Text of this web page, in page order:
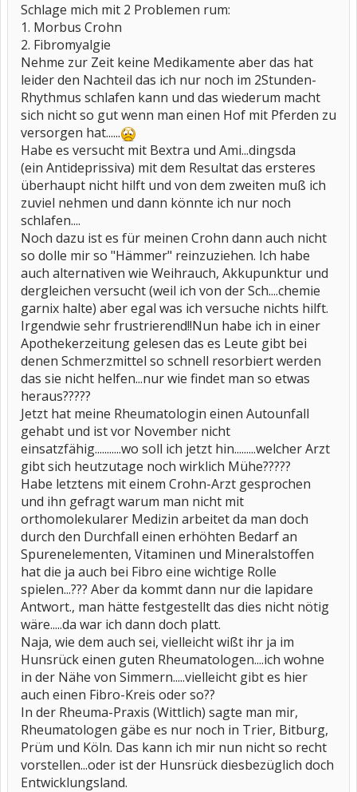
Schlage mich mit 2 Problemen rum:
1. Morbus Crohn
2. Fibromyalgie
Nehme zur Zeit keine Medikamente aber das hat
leider den Nachteil das ich nur noch im 2Stunden-
Rhythmus schlafen kann und das wiederum macht
sich nicht so gut wenn man einen Hof mit Pferden zu
versorgen hat......
Habe es versucht mit Bextra und Ami...dingsda
(ein Antideprissiva) mit dem Resultat das ersteres
überhaupt nicht hilft und von dem zweiten muß ich
zuviel nehmen und dann könnte ich nur noch
schlafen....
Noch dazu ist es für meinen Crohn dann auch nicht
so dolle mir so "Hämmer" reinzuziehen. Ich habe
auch alternativen wie Weihrauch, Akkupunktur und
dergleichen versucht (weil ich von der Sch....chemie
garnix halte) aber egal was ich versuche nichts hilft.
Irgendwie sehr frustrierend!!Nun habe ich in einer
Apothekerzeitung gelesen das es Leute gibt bei
denen Schmerzmittel so schnell resorbiert werden
das sie nicht helfen...nur wie findet man so etwas
heraus?????
Jetzt hat meine Rheumatologin einen Autounfall
gehabt und ist vor November nicht
einsatzfähig...........wo soll ich jetzt hin.........welcher Arzt
gibt sich heutzutage noch wirklich Mühe?????
Habe letztens mit einem Crohn-Arzt gesprochen
und ihn gefragt warum man nicht mit
orthomolekularer Medizin arbeitet da man doch
durch den Durchfall einen erhöhten Bedarf an
Spurenelementen, Vitaminen und Mineralstoffen
hat die ja auch bei Fibro eine wichtige Rolle
spielen...??? Aber da kommt dann nur die lapidare
Antwort., man hätte festgestellt das dies nicht nötig
wäre.....da war ich dann doch platt.
Naja, wie dem auch sei, vielleicht wißt ihr ja im
Hunsrück einen guten Rheumatologen....ich wohne
in der Nähe von Simmern.....vielleicht gibt es hier
auch einen Fibro-Kreis oder so??
In der Rheuma-Praxis (Wittlich) sagte man mir,
Rheumatologen gäbe es nur noch in Trier, Bitburg,
Prüm und Köln. Das kann ich mir nun nicht so recht
vorstellen...oder ist der Hunsrück diesbezüglich doch
Entwicklungsland.